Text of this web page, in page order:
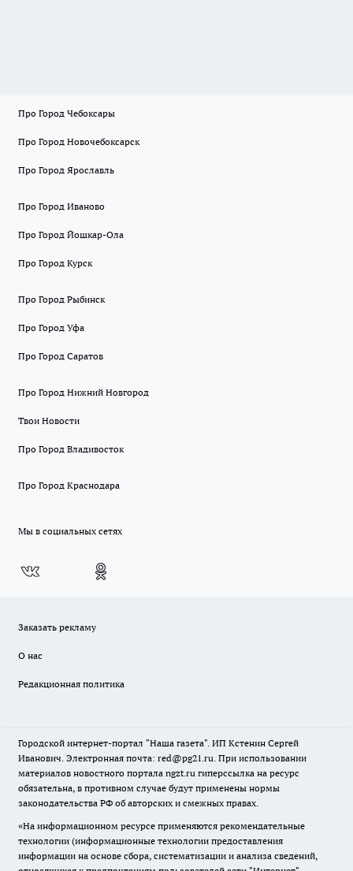
Про Город Чебоксары
Про Город Новочебоксарск
Про Город Ярославль
Про Город Иваново
Про Город Йошкар-Ола
Про Город Курск
Про Город Рыбинск
Про Город Уфа
Про Город Саратов
Про Город Нижний Новгород
Твои Новости
Про Город Владивосток
Про Город Краснодара
Мы в социальных сетях
Заказать рекламу
О нас
Редакционная политика
Городской интернет-портал "Наша газета". ИП Кстенин Сергей
Иванович. Электронная почта: red@pg21.ru. При использовании
материалов новостного портала ngzt.ru гиперссылка на ресурс
обязательна, в противном случае будут применены нормы
законодательства РФ об авторских и смежных правах.
«На информационном ресурсе применяются рекомендательные
технологии (информационные технологии предоставления
информации на основе сбора, систематизации и анализа сведений,